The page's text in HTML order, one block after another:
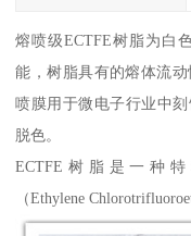
熔喷级ECTFE树脂为白
能，树脂具有的熔体流
喷膜用于微电子行业中
脱色。
ECTFE树脂是一种
（Ethylene